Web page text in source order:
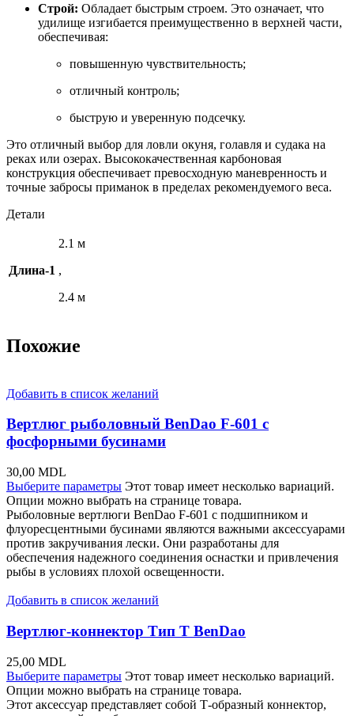
Строй: Обладает быстрым строем. Это означает, что
удилище изгибается преимущественно в верхней части,
обеспечивая:
повышенную чувствительность;
отличный контроль;
быструю и уверенную подсечку.
Это отличный выбор для ловли окуня, голавля и судака на
реках или озерах. Высококачественная карбоновая
конструкция обеспечивает превосходную маневренность и
точные забросы приманок в пределах рекомендуемого веса.
Детали
Длина-1
2.1 м
,
2.4 м
Похожие
Добавить в список желаний
Вертлюг рыболовный BenDao F-601 с
фосфорными бусинами
30,00 MDL
Выберите параметры Этот товар имеет несколько вариаций.
Опции можно выбрать на странице товара.
Рыболовные вертлюги BenDao F-601 с подшипником и
флуоресцентными бусинами являются важными аксессуарами
против закручивания лески. Они разработаны для
обеспечения надежного соединения оснастки и привлечения
рыбы в условиях плохой освещенности.
Добавить в список желаний
Вертлюг-коннектор Тип T BenDao
25,00 MDL
Выберите параметры Этот товар имеет несколько вариаций.
Опции можно выбрать на странице товара.
Этот аксессуар представляет собой Т-образный коннектор,